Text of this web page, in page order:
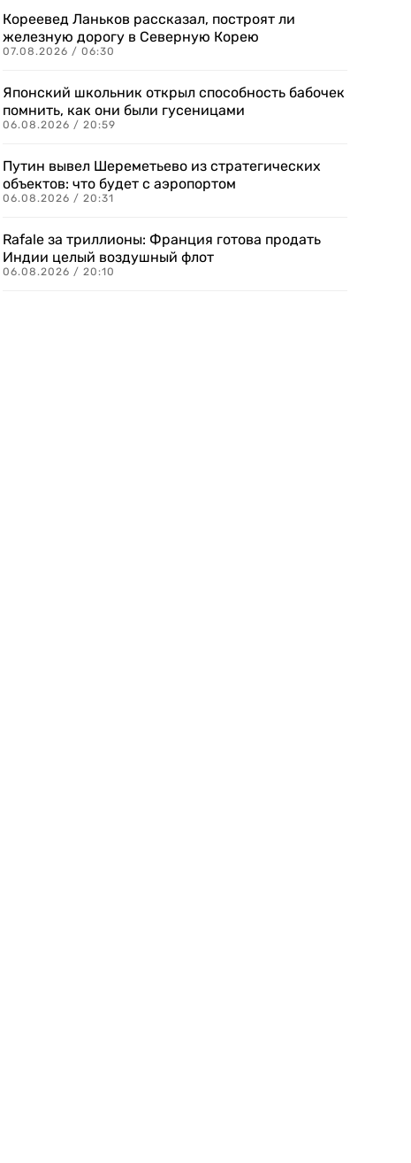
Кореевед Ланьков рассказал, построят ли
железную дорогу в Северную Корею
07.08.2026 / 06:30
Японский школьник открыл способность бабочек
помнить, как они были гусеницами
06.08.2026 / 20:59
Путин вывел Шереметьево из стратегических
объектов: что будет с аэропортом
06.08.2026 / 20:31
Rafale за триллионы: Франция готова продать
Индии целый воздушный флот
06.08.2026 / 20:10